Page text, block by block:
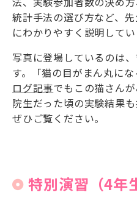
統計手法の選び方など、
にわかりやすく説明してい
写真に登場しているのは
す。「猫の目がまん丸に
ログ記事でもこの猫さん
院生だった頃の実験結果
ぜひご覧ください。
特別演習（4年